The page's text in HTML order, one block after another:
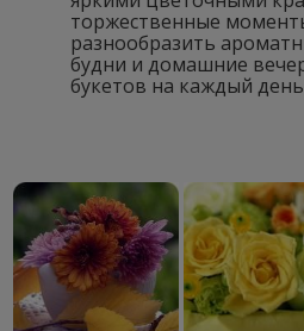
торжественные
разнообразить
будни и домашние
букетов на каждый